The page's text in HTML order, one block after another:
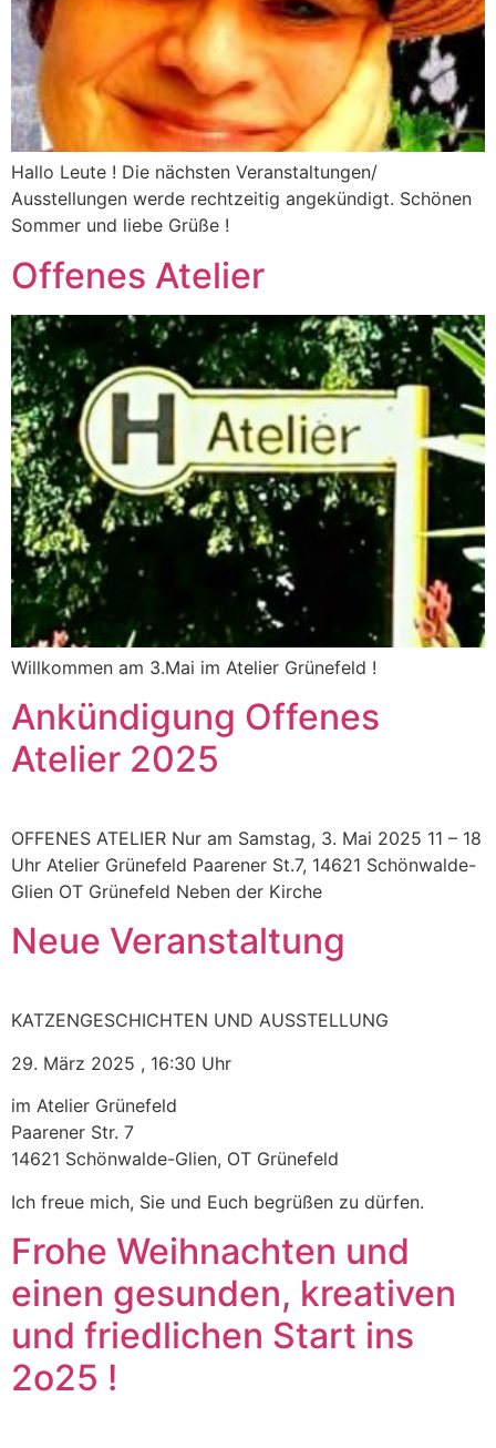
Hallo Leute ! Die nächsten Veranstaltungen/
Ausstellungen werde rechtzeitig angekündigt. Schönen
Sommer und liebe Grüße !
Offenes Atelier
Willkommen am 3.Mai im Atelier Grünefeld !
Ankündigung Offenes
Atelier 2025
OFFENES ATELIER Nur am Samstag, 3. Mai 2025 11 – 18
Uhr Atelier Grünefeld Paarener St.7, 14621 Schönwalde-
Glien OT Grünefeld Neben der Kirche
Neue Veranstaltung
KATZENGESCHICHTEN UND AUSSTELLUNG
29. März 2025 , 16:30 Uhr
im Atelier Grünefeld
Paarener Str. 7
14621 Schönwalde-Glien, OT Grünefeld
Ich freue mich, Sie und Euch begrüßen zu dürfen.
Frohe Weihnachten und
einen gesunden, kreativen
und friedlichen Start ins
2o25 !